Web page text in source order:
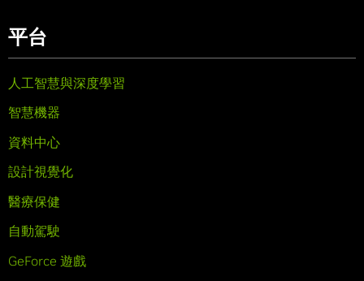
平台
人工智慧與深度學習
智慧機器
資料中心
設計視覺化
醫療保健
自動駕駛
GeForce 遊戲